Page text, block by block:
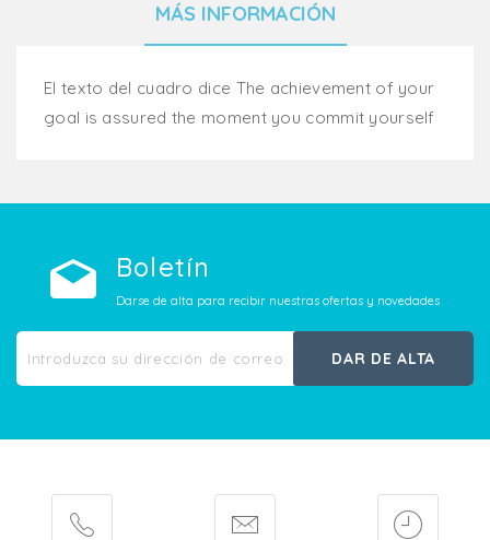
MÁS INFORMACIÓN
El texto del cuadro dice The achievement of your
goal is assured the moment you commit yourself
Boletín
Darse de alta para recibir nuestras ofertas y novedades
DAR DE ALTA